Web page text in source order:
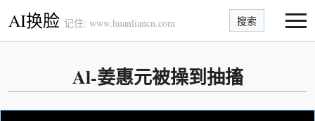
AI换脸 记住: www.huanliancn.com 搜索
Al-姜惠元被操到抽搐